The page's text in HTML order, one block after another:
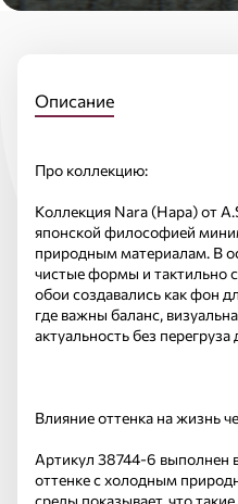
Описание
Про коллекцию:
Коллекция Nara (Нара) от
японской философией
природным материалам. В
чистые формы и тактильно
обои создавались как фон
где важны баланс,
актуальность без перегруза
Влияние оттенка на жизнь
Артикул 38744-6 выполнен
оттенке с холодным
среды показывает, что